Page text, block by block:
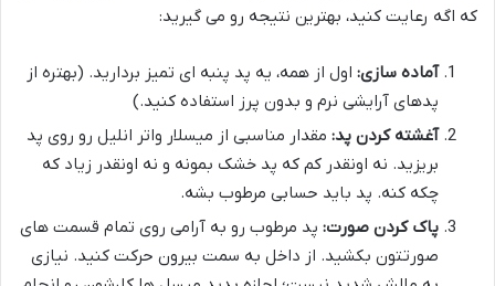
که اگه رعایت کنید، بهترین نتیجه رو می گیرید:
آماده سازی: اول از همه، یه پد پنبه ای تمیز بردارید. (بهتره از
پدهای آرایشی نرم و بدون پرز استفاده کنید.)
آغشته کردن پد: مقدار مناسبی از میسلار واتر انلیل رو روی پد
بریزید. نه اونقدر کم که پد خشک بمونه و نه اونقدر زیاد که
چکه کنه. پد باید حسابی مرطوب بشه.
پاک کردن صورت: پد مرطوب رو به آرامی روی تمام قسمت های
صورتتون بکشید. از داخل به سمت بیرون حرکت کنید. نیازی